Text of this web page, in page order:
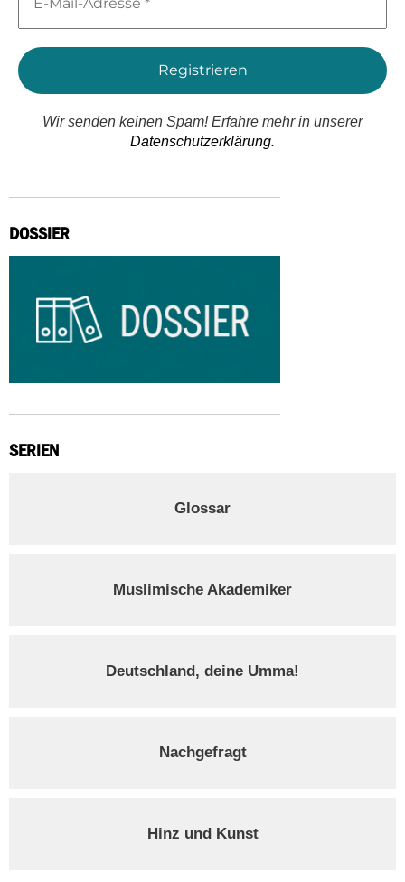
*
Wir senden keinen Spam! Erfahre mehr in unserer
Datenschutzerklärung.
DOSSIER
SERIEN
Glossar
Muslimische Akademiker
Deutschland, deine Umma!
Nachgefragt
Hinz und Kunst